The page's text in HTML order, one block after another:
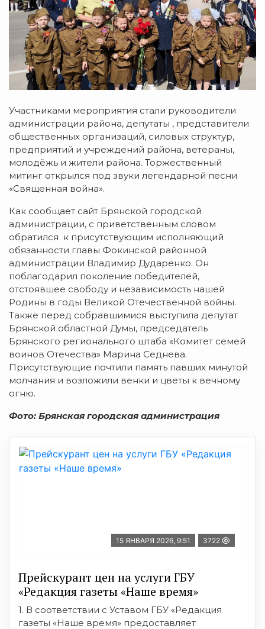
Участниками мероприятия стали руководители
администрации района, депутаты , представители
общественных организаций, силовых структур,
предприятий и учреждений района, ветераны,
молодёжь и жители района. Торжественный
митинг открылся под звуки легендарной песни
«Священная война».
Как сообщает сайт Брянской городской
администрации, с приветственным словом
обратился к присутствующим исполняющий
обязанности главы Фокинской районной
администрации Владимир Дударенко. Он
поблагодарил поколение победителей,
отстоявшее свободу и независимость нашей
Родины в годы Великой Отечественной войны.
Также перед собравшимися выступила депутат
Брянской областной Думы, председатель
Брянского регионального штаба «Комитет семей
воинов Отечества» Марина Седнева.
Присутствующие почтили память павших минутой
молчания и возложили венки и цветы к вечному
огню.
Фото: Брянская городская администрация
15 ЯНВАРЯ 2026, 9:51 3722
Прейскурант цен на услуги ГБУ
«Редакция газеты «Наше время»
1. В соответствии с Уставом ГБУ «Редакция
газеты «Наше время» предоставляет